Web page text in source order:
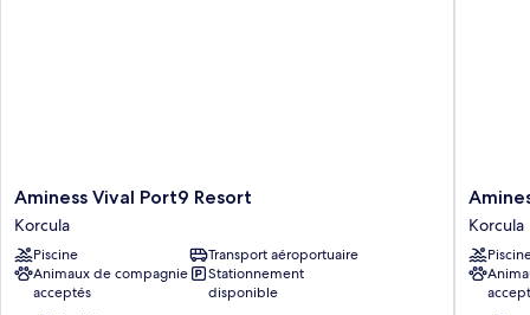
Aminess
Vival
Port9
Resort
Korcula
Aminess Vival Port9 Resort
Korcula
Piscine
Transport aéroportuaire
Animaux de compagnie
acceptés
Stationnement
disponible
Aminess
Liburna
Hotel
Korcula
Korcula